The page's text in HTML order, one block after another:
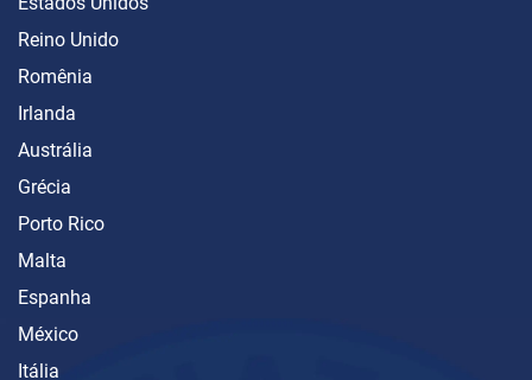
Reino Unido
Romênia
Irlanda
Austrália
Grécia
Porto Rico
Malta
Espanha
México
Itália